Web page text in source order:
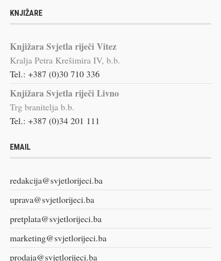
KNJIŽARE
Knjižara Svjetla riječi Vitez
Kralja Petra Krešimira IV, b.b.
Tel.: +387 (0)30 710 336
Knjižara Svjetla riječi Livno
Trg branitelja b.b.
Tel.: +387 (0)34 201 111
EMAIL
redakcija@svjetlorijeci.ba
uprava@svjetlorijeci.ba
pretplata@svjetlorijeci.ba
marketing@svjetlorijeci.ba
prodaja@svjetlorijeci.ba